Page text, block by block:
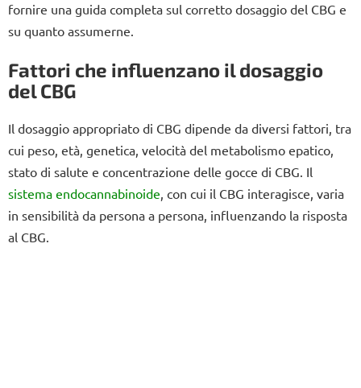
fornire una guida completa sul corretto dosaggio del CBG e
su quanto assumerne.
Fattori che influenzano il dosaggio
del CBG
Il dosaggio appropriato di CBG dipende da diversi fattori, tra
cui peso, età, genetica, velocità del metabolismo epatico,
stato di salute e concentrazione delle gocce di CBG. Il
sistema endocannabinoide, con cui il CBG interagisce, varia
in sensibilità da persona a persona, influenzando la risposta
al CBG.